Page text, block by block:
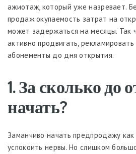
ажиотаж, который уже назревает.
продаж окупаемость затрат на
может задержаться на месяцы. Так
активно продвигать,
абонементы до дня открытия.
1. За сколько до
начать?
Заманчиво начать предпродажу
успокоить нервы. Но слишком